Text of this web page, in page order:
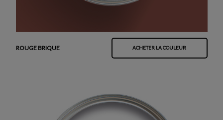
ROUGE BRIQUE ACHETER LA COULEUR